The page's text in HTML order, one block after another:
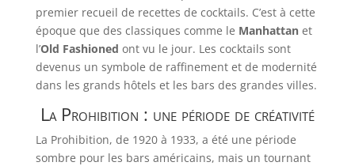
premier recueil de recettes de cocktails. C’est à cette
époque que des classiques comme le Manhattanet
l’Old Fashioned ont vu le jour. Les cocktails sont
devenus un symbole de raffinement et de modernité
dans les grands hôtels et les bars des grandes villes.
La Prohibition : une période de créativité
La Prohibition, de 1920 à 1933, a été une période
sombre pour les bars américains, mais un tournant